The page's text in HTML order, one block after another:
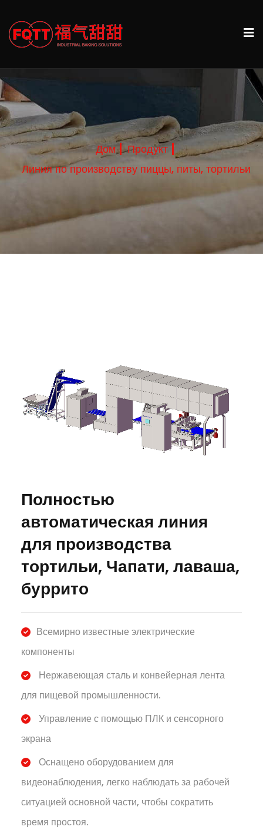
Дом
Продукт
Линия по производству пиццы, питы, тортильи
Полностью
автоматическая линия
для производства
тортильи, Чапати, лаваша,
буррито
Всемирно известные электрические
компоненты
Нержавеющая сталь и конвейерная лента
для пищевой промышленности.
Управление с помощью ПЛК и сенсорного
экрана
Оснащено оборудованием для
видеонаблюдения, легко наблюдать за рабочей
ситуацией основной части, чтобы сократить
время простоя.